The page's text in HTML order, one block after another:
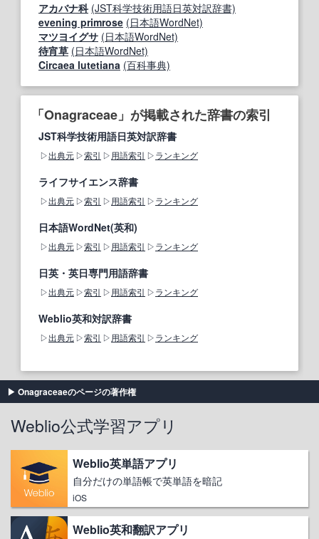
アカバナ科 (JST科学技術用語日英対訳辞書)
evening primrose (日本語WordNet)
マツヨイグサ (日本語WordNet)
待宵草 (日本語WordNet)
Circaea lutetiana (百科事典)
「Onagraceae」が掲載された辞書の索引
JST科学技術用語日英対訳辞書
出典元 索引 用語索引 ランキング
ライフサイエンス辞書
出典元 索引 用語索引 ランキング
日本語WordNet(英和)
出典元 索引 用語索引 ランキング
日英・英日専門用語辞書
出典元 索引 用語索引 ランキング
Weblio英和対訳辞書
出典元 索引 用語索引 ランキング
Onagraceaeのページの著作権
Weblio公式学習アプリ
Weblio英単語アプリ
自分だけの単語帳で英単語を暗記
iOS
Weblio英和翻訳アプリ